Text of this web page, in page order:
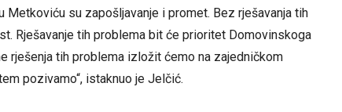
su zapošljavanje i promet. Bez rješavanja tih
Rješavanje tih problema bit će prioritet Domovinskoga
rješenja tih problema izložit ćemo na zajedničkom
pozivamo“, istaknuo je Jelčić.